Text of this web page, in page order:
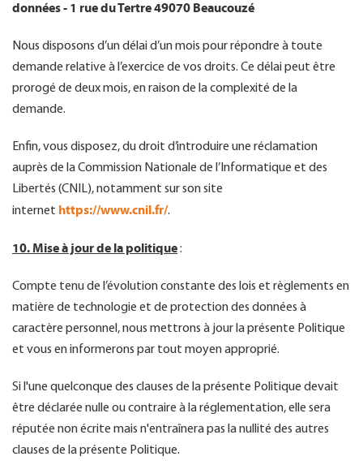
données - 1 rue du Tertre 49070 Beaucouzé
Nous disposons d’un délai d’un mois pour répondre à toute
demande relative à l’exercice de vos droits. Ce délai peut être
prorogé de deux mois, en raison de la complexité de la
demande.
Enfin, vous disposez, du droit d’introduire une réclamation
auprès de la Commission Nationale de l’Informatique et des
Libertés (CNIL), notamment sur son site
internet https://www.cnil.fr/.
10. Mise à jour de la politique:
Compte tenu de l’évolution constante des lois et règlements en
matière de technologie et de protection des données à
caractère personnel, nous mettrons à jour la présente Politique
et vous en informerons par tout moyen approprié.
Si l'une quelconque des clauses de la présente Politique devait
être déclarée nulle ou contraire à la réglementation, elle sera
réputée non écrite mais n'entraînera pas la nullité des autres
clauses de la présente Politique.